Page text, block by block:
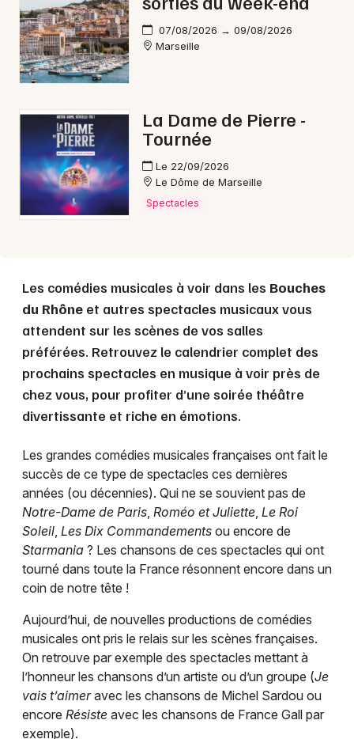
07/08/2026 → 09/08/2026
Marseille
La Dame de Pierre -
Tournée
Le 22/09/2026
Le Dôme de Marseille
Spectacles
Les comédies musicales à voir dans les Bouches
du Rhône et autres spectacles musicaux vous
attendent sur les scènes de vos salles
préférées. Retrouvez le calendrier complet des
prochains spectacles en musique à voir près de
chez vous, pour profiter d’une soirée théâtre
divertissante et riche en émotions.
Les grandes comédies musicales françaises ont fait le
succès de ce type de spectacles ces dernières
années (ou décennies). Qui ne se souvient pas de
Notre-Dame de Paris Roméo et Juliette Le Roi
Soleil Les Dix Commandements ou encore de
Starmania ? Les chansons de ces spectacles qui ont
tourné dans toute la France résonnent encore dans un
coin de notre tête !
Aujourd’hui, de nouvelles productions de comédies
musicales ont pris le relais sur les scènes françaises.
On retrouve par exemple des spectacles mettant à
l’honneur les chansons d’un artiste ou d’un groupe (Je
vais t’aimeravec les chansons de Michel Sardou ou
encore Résiste avec les chansons de France Gall par
exemple).